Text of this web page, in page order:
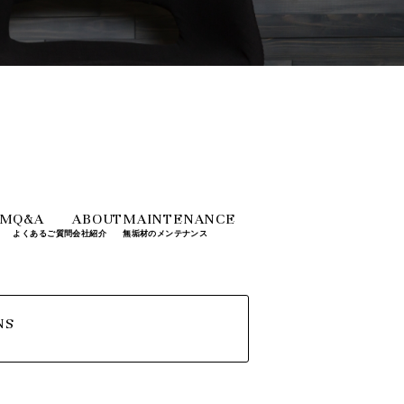
Q&A
よくあるご質問
ABOUT
会社紹介
MAINTENANCE
無垢材のメンテナンス